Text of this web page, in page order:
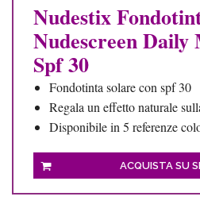
Nudestix
Nudescreen
Spf 30
Fondotinta solare con spf 30
Regala un effetto naturale
Disponibile in 5 referenze
ACQUISTA SU